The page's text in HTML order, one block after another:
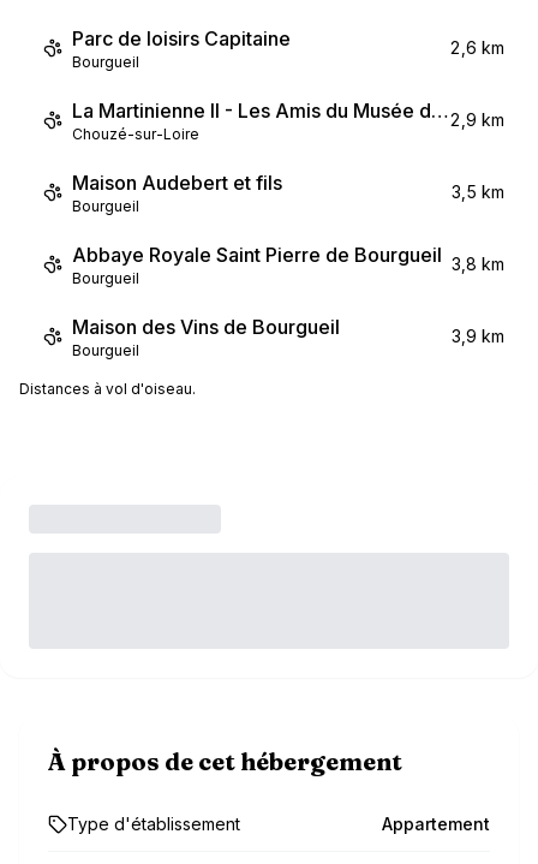
Parc de loisirs Capitaine
Bourgueil
2,6 km
La Martinienne II - Les Amis du Musée des Mariniers
Chouzé-sur-Loire
2,9 km
Maison Audebert et fils
Bourgueil
3,5 km
Abbaye Royale Saint Pierre de Bourgueil
Bourgueil
3,8 km
Maison des Vins de Bourgueil
Bourgueil
3,9 km
Distances à vol d'oiseau.
À propos de cet hébergement
Type d'établissement Appartement